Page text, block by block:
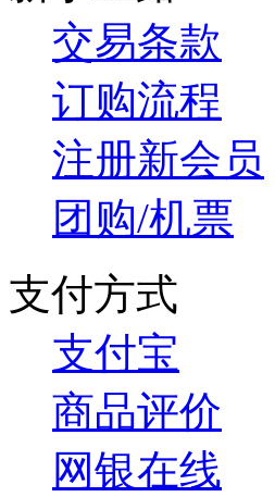
交易条款
订购流程
注册新会员
团购/机票
支付方式
支付宝
商品评价
网银在线